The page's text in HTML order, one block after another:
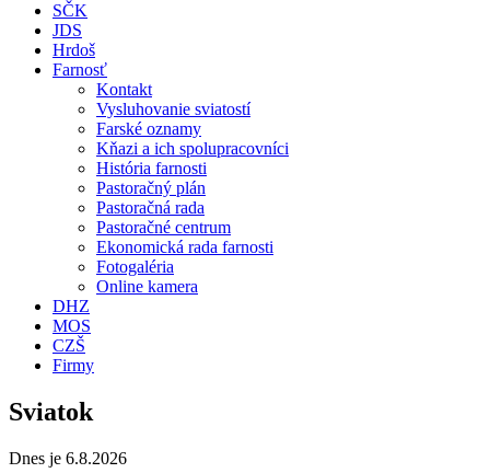
SČK
JDS
Hrdoš
Farnosť
Kontakt
Vysluhovanie sviatostí
Farské oznamy
Kňazi a ich spolupracovníci
História farnosti
Pastoračný plán
Pastoračná rada
Pastoračné centrum
Ekonomická rada farnosti
Fotogaléria
Online kamera
DHZ
MOS
CZŠ
Firmy
Sviatok
Dnes je 6.8.2026